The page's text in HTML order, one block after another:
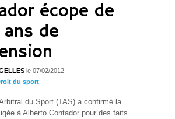
écope de
de
le 07/02/2012
du sport
du Sport (TAS) a confirmé la
à Alberto Contador pour des faits